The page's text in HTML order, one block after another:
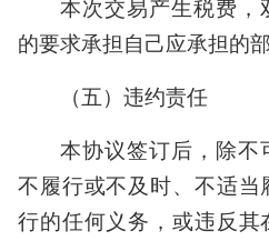
本次交易产生税费，
的要求承担自己应承担的部
（五）违约责任
本协议签订后，除不
不履行或不及时、不适
行的任何义务，或违反